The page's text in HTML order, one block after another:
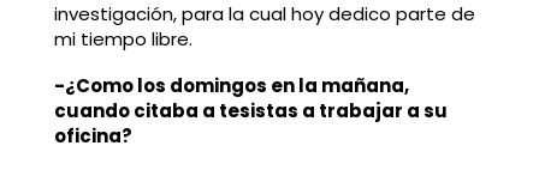
investigación, para la cual hoy dedico parte de
mi tiempo libre.
-¿Como los domingos en la mañana,
cuando citaba a tesistas a trabajar a su
oficina?